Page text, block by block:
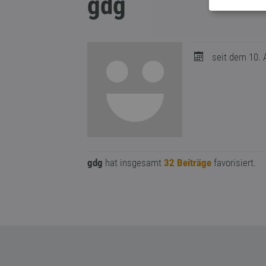
seit dem 10.
gdg hat insgesamt 32 Beiträge favorisiert.